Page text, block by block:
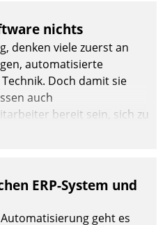
nichts
denken viele zuerst an
automatisierte
Doch damit sie
auch
bereit sein, sich zu
sonst werden sie an ihr
ERP-System und
geht es